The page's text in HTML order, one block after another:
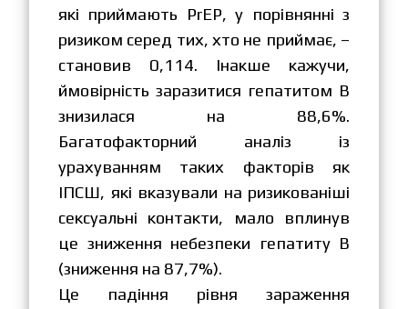
які приймають PrEP, у порівнянні з
ризиком серед тих, хто не приймає, –
становив 0,114. Інакше кажучи,
ймовірність заразитися гепатитом В
знизилася на 88,6%.
Багатофакторний аналіз із
урахуванням таких факторів як
ІПСШ, які вказували на ризикованіші
сексуальні контакти, мало вплинув
це зниження небезпеки гепатиту В
(зниження на 87,7%).
Це падіння рівня зараження